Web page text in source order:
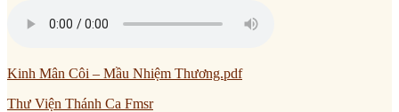
Kinh Mân Côi – Mầu Nhiệm Thương.pdf
Thư Viện Thánh Ca Fmsr